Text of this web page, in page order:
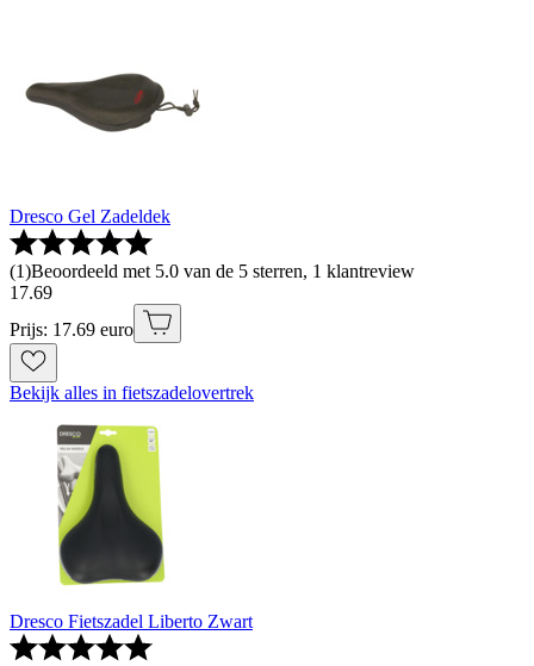
Dresco Gel Zadeldek
(1)Beoordeeld met 5.0 van de 5 sterren, 1 klantreview
17.69
Prijs: 17.69 euro
Bekijk alles in fietszadelovertrek
Dresco Fietszadel Liberto Zwart